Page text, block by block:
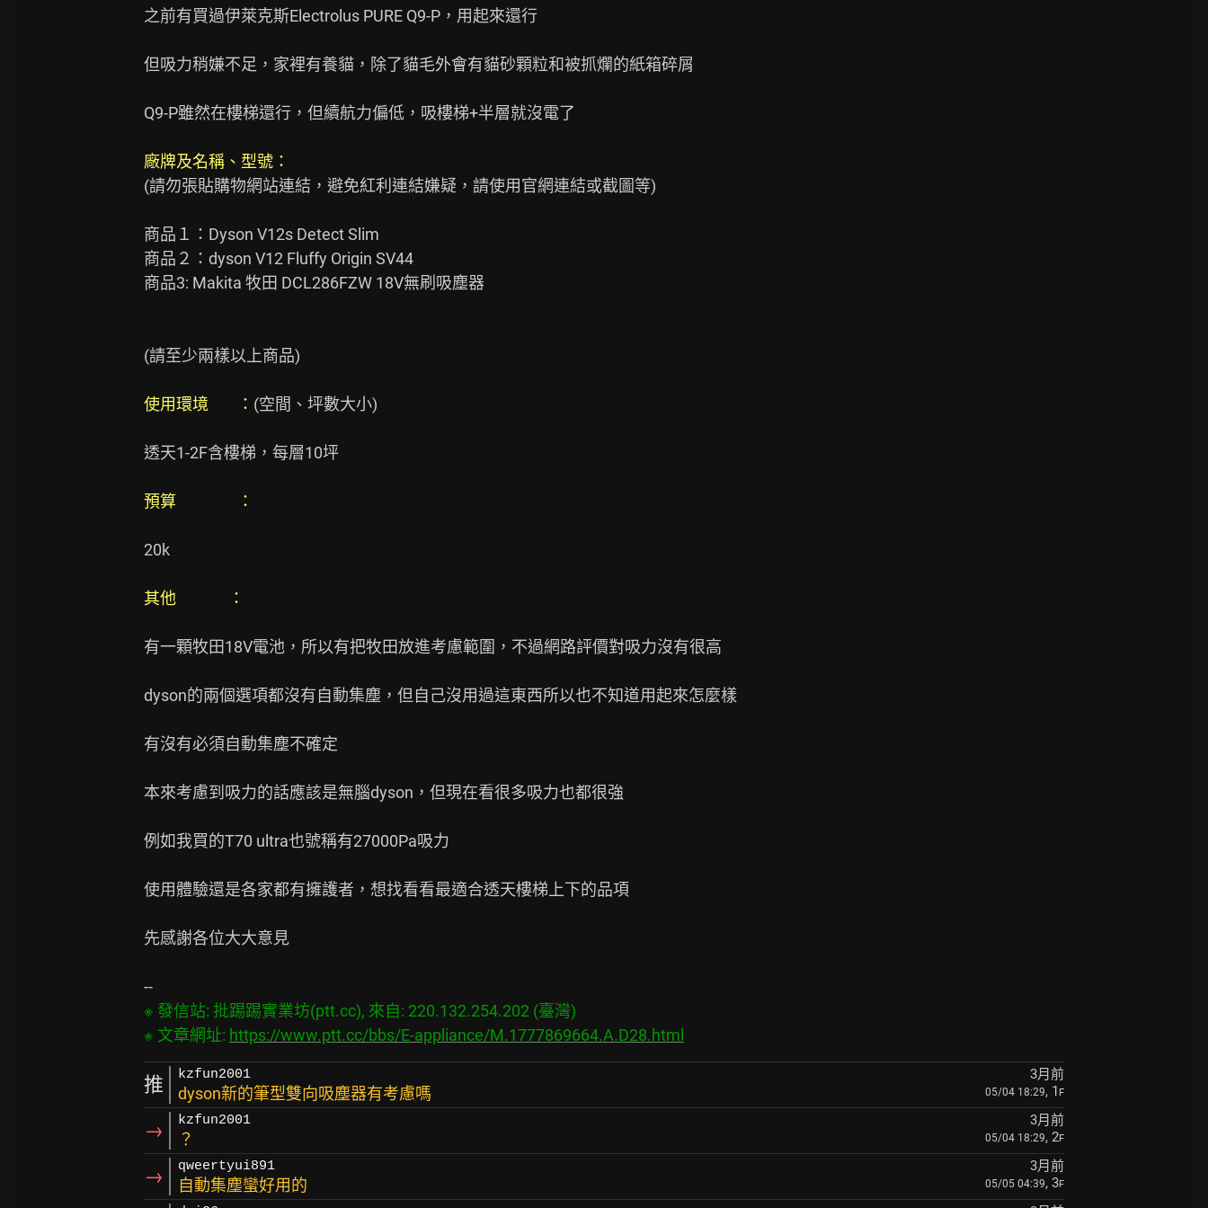
之前有買過伊萊克斯Electrolus PURE Q9-P，用起來還行
但吸力稍嫌不足，家裡有養貓，除了貓毛外會有貓砂顆粒和被抓爛的紙箱碎屑
Q9-P雖然在樓梯還行，但續航力偏低，吸樓梯+半層就沒電了
廠牌及名稱、型號：
(請勿張貼購物網站連結，避免紅利連結嫌疑，請使用官網連結或截圖等)
商品１：Dyson V12s Detect Slim
商品２：dyson V12 Fluffy Origin SV44
商品3: Makita 牧田 DCL286FZW 18V無刷吸塵器
(請至少兩樣以上商品)
使用環境        ： (空間、坪數大小)
透天1-2F含樓梯，每層10坪
預算        　　：
20k
其他          　：
有一顆牧田18V電池，所以有把牧田放進考慮範圍，不過網路評價對吸力沒有很高
dyson的兩個選項都沒有自動集塵，但自己沒用過這東西所以也不知道用起來怎麼樣
有沒有必須自動集塵不確定
本來考慮到吸力的話應該是無腦dyson，但現在看很多吸力也都很強
例如我買的T70 ultra也號稱有27000Pa吸力
使用體驗還是各家都有擁護者，想找看看最適合透天樓梯上下的品項
先感謝各位大大意見
※ 發信站: 批踢踢實業坊(ptt.cc), 來自: 220.132.254.202 (臺灣)
※ 文章網址: https://www.ptt.cc/bbs/E-appliance/M.1777869664.A.D28.html
推 kzfun2001 3月前
dyson新的筆型雙向吸塵器有考慮嗎 05/04 18:29, 1 F
→ kzfun2001 3月前
？ 05/04 18:29, 2F
→ qweertyui891 3月前
自動集塵蠻好用的 05/05 04:39, 3F